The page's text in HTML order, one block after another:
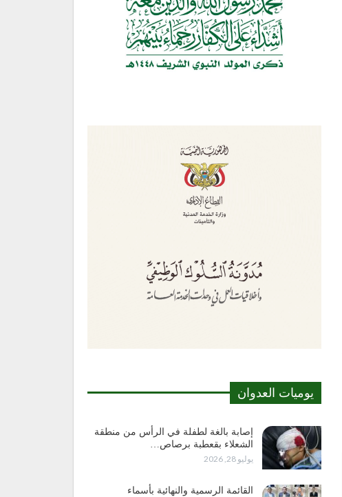
يوميات العدوان
إصابة بالغة لطفلة في الرأس من منطقة
الشعلاء بقعطبة برصاص…
يوليو 28, 2026
القائمة الرسمية والنهائية بأسماء